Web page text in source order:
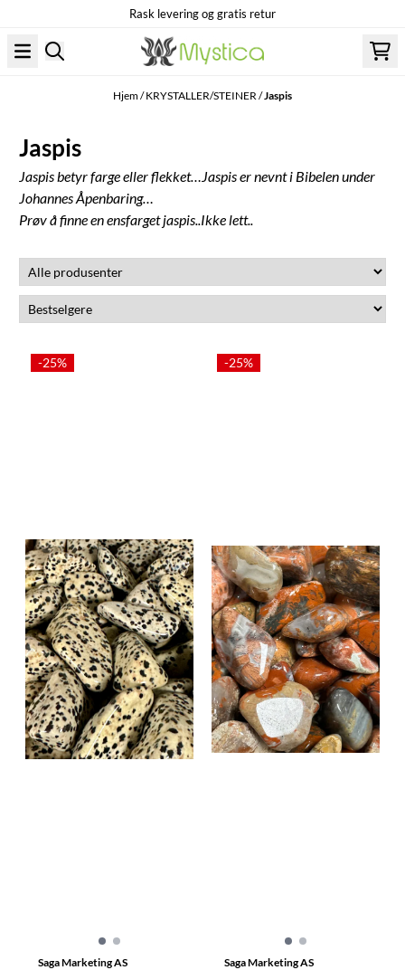
Rask levering og gratis retur
Hjem/KRYSTALLER/STEINER /Jaspis
Jaspis
Jaspis betyr farge eller flekket…Jaspis er nevnt i Bibelen under
Johannes Åpenbaring…
Prøv å finne en ensfarget jaspis..Ikke lett..
-25%
Saga Marketing AS
-25%
Saga Marketing AS